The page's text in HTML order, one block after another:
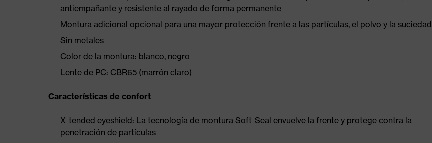
antiempañante y resistente al rayado de forma permanente
Montura adicional opcional para una mayor protección frente a las partículas, el polvo y la suciedad
Sin metales
Color de la montura: blanco, negro
Lente de PC: CBR65 (marrón claro)
Características de confort
X-tended eyeshield: La tecnología de montura Soft-Seal envuelve la frente y protege contra la
penetración de partículas